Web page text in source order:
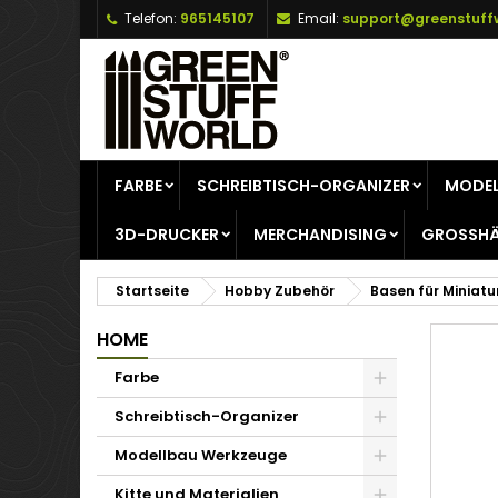
Telefon: 965145107 Email:
FARBE SCHREIBTISCH-ORGANIZER
3D-DRUCKER MERCHANDISING
Startseite Hobby Zubehör Basen für
HOME
Farbe
Schreibtisch-Organizer
Modellbau Werkzeuge